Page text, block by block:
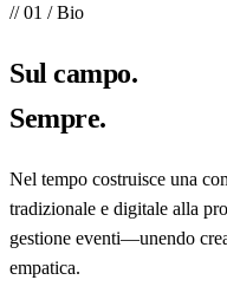
// 01 / Bio
Sulcampo.
Sempre.
Nel tempo costruisce una
tradizionale e digitale alla
gestione eventi—unendo
empatica.